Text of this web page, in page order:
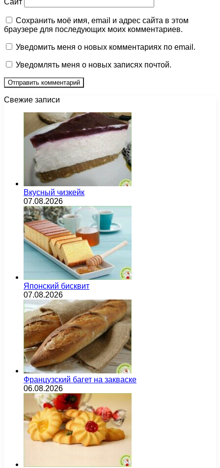
Сайт
Сохранить моё имя, email и адрес сайта в этом
браузере для последующих моих комментариев.
Уведомить меня о новых комментариях по email.
Уведомлять меня о новых записях почтой.
Свежие записи
Вкусный чизкейк
07.08.2026
Японский бисквит
07.08.2026
Французский багет на закваске
06.08.2026